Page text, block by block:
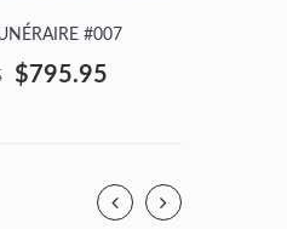
#007
$795.95